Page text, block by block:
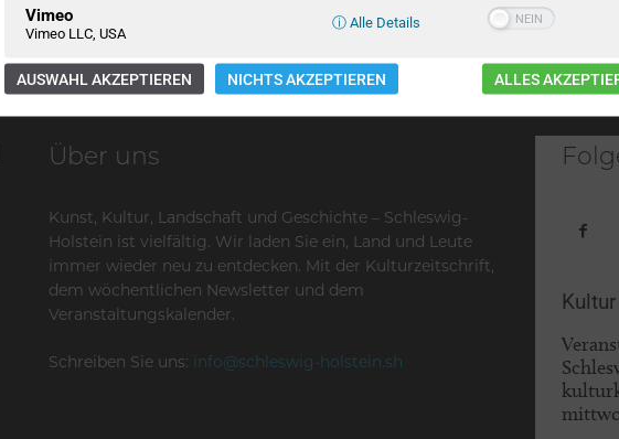
Über uns
Kunst, Kultur, Landschaft und Geschichte – Schleswig-
Holstein ist vielfältig. Wir laden Sie ein, Land und Leute
immer wieder neu zu entdecken. Mit der Kulturzeitschrift,
dem wöchentlichen Newsletter und dem
Veranstaltungskalender.
Schreiben Sie uns: info@schleswig-holstein.sh
Vimeo
Vimeo LLC, USA
ⓘ Alle Details
AUSWAHL AKZEPTIEREN NICHTS AKZEPTIEREN ALLES